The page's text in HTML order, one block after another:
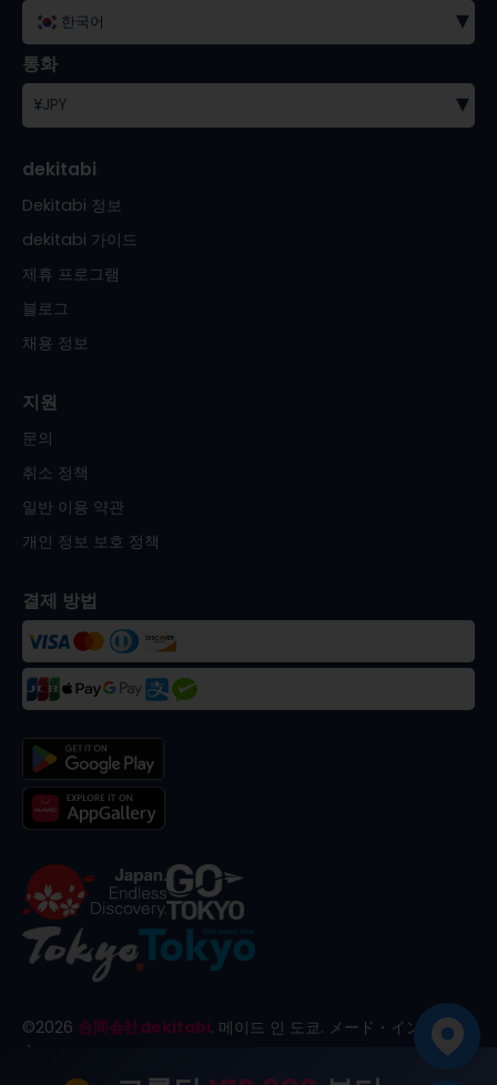
한국어 ▾
통화
¥JPY ▾
dekitabi
Dekitabi 정보
dekitabi 가이드
제휴 프로그램
블로그
채용 정보
지원
문의
취소 정책
일반 이용 약관
개인 정보 보호 정책
결제 방법
©2026 合同会社dekitabi. 메이드 인 도쿄. メード・イン・トー
キョー